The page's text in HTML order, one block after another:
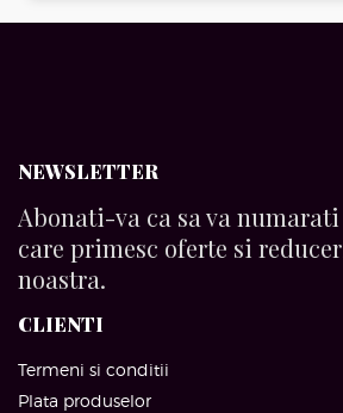
NEWSLETTER
Abonati-va ca sa va
care primesc oferte si
noastra.
CLIENTI
Termeni si conditii
Plata produselor